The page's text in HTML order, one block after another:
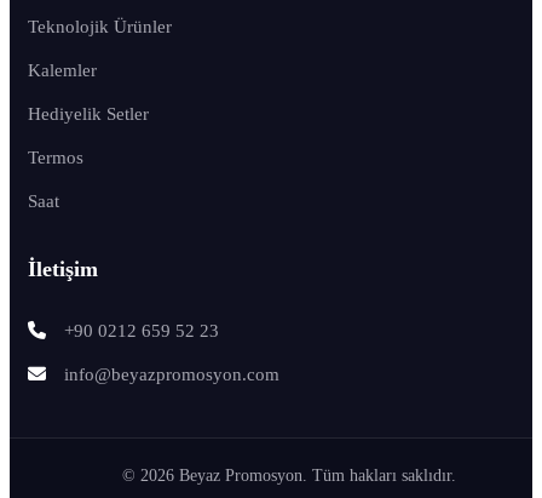
Teknolojik Ürünler
Kalemler
Hediyelik Setler
Termos
Saat
İletişim
+90 0212 659 52 23
info@beyazpromosyon.com
© 2026 Beyaz Promosyon. Tüm hakları saklıdır.